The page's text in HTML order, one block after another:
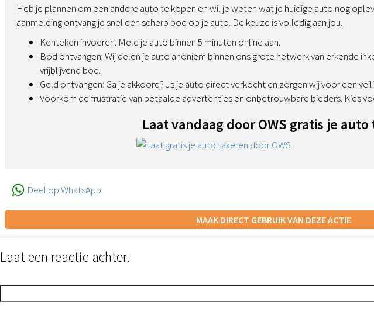
Heb je plannen om een andere auto te kopen en wil je weten wat je huidige auto nog
aanmelding ontvang je snel een scherp bod op je auto. De keuze is volledig aan jou.
Kenteken invoeren: Meld je auto binnen 5 minuten online aan.
Bod ontvangen: Wij delen je auto anoniem binnen ons grote netwerk van erkende
vrijblijvend bod.
Geld ontvangen: Ga je akkoord? Js je auto direct verkocht en zorgen wij voor een
Voorkom de frustratie van betaalde advertenties en onbetrouwbare bieders. Kies
Laat vandaag door OWS gratis je
Deel op WhatsApp
MAAK DIRECT GEBRUIK VAN DEZE ACTIE
Laat een reactie achter.